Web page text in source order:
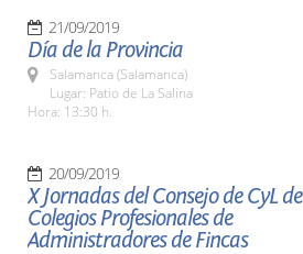
21/09/2019
Día de la Provincia
Salamanca (Salamanca)
Lugar: Patio de La Salina
Hora: 13:30 h.
20/09/2019
X Jornadas del Consejo de CyL de
Colegios Profesionales de
Administradores de Fincas